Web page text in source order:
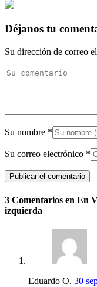
Déjanos tu
Su dirección de correo
Su nombre *
Su correo electrónico *
3 Comentarios en En
izquierda
Eduardo O. 30